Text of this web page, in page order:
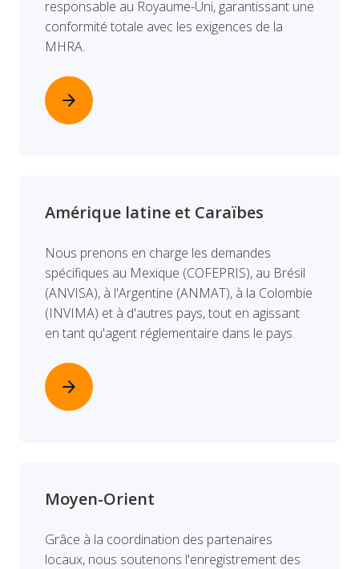
responsable au Royaume-Uni, garantissant une
conformité totale avec les exigences de la
MHRA.
arrow_forward
Amérique latine et Caraïbes
Nous prenons en charge les demandes
spécifiques au Mexique (COFEPRIS), au Brésil
(ANVISA), à l'Argentine (ANMAT), à la Colombie
(INVIMA) et à d'autres pays, tout en agissant
en tant qu'agent réglementaire dans le pays.
arrow_forward
Moyen-Orient
Grâce à la coordination des partenaires
locaux, nous soutenons l'enregistrement des